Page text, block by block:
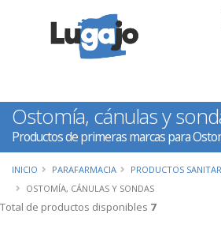
Ostomía, cánulas y
Productos de primeras marcas para
INICIO PARAFARMACIA
PRODUCTOS
OSTOMÍA, CÁNULAS Y SONDAS
Total de productos disponibles 7